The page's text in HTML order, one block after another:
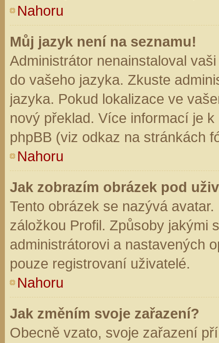
Nahoru
Můj jazyk není na seznamu!
Administrátor nenainstaloval
do vašeho jazyka. Zkuste
jazyka. Pokud lokalizace ve
nový překlad. Více informací je
phpBB (viz odkaz na stránkách
Nahoru
Jak zobrazím obrázek pod
Tento obrázek se nazývá
záložkou Profil. Způsoby jakými
administrátorovi a nastavených
pouze registrovaní uživatelé.
Nahoru
Jak změním svoje zařazení?
Obecně vzato, svoje zařazení